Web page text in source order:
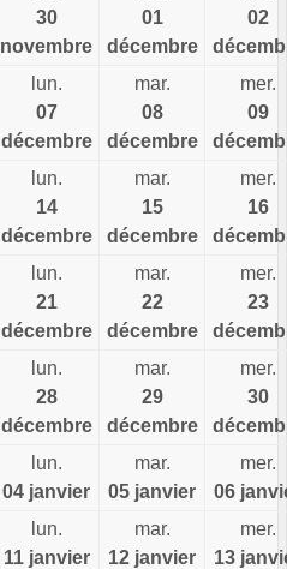
30
novembre
01
décembre
02
lun.
07
décembre
mar.
08
décembre
mer.
09
lun.
14
décembre
mar.
15
décembre
mer.
16
lun.
21
décembre
mar.
22
décembre
mer.
23
lun.
28
décembre
mar.
29
décembre
mer.
30
lun.
04 janvier
mar.
05 janvier
mer.
06
lun.
11 janvier
mar.
12 janvier
mer.
13